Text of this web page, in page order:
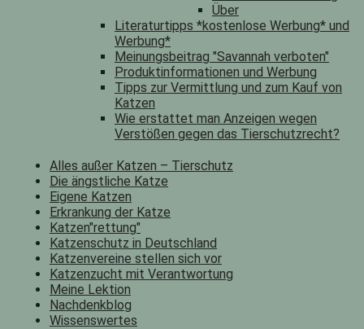
Über
Literaturtipps *kostenlose Werbung* und
Werbung*
Meinungsbeitrag "Savannah verboten"
Produktinformationen und Werbung
Tipps zur Vermittlung und zum Kauf von
Katzen
Wie erstattet man Anzeigen wegen
Verstößen gegen das Tierschutzrecht?
Alles außer Katzen – Tierschutz
Die ängstliche Katze
Eigene Katzen
Erkrankung der Katze
Katzen"rettung"
Katzenschutz in Deutschland
Katzenvereine stellen sich vor
Katzenzucht mit Verantwortung
Meine Lektion
Nachdenkblog
Wissenswertes